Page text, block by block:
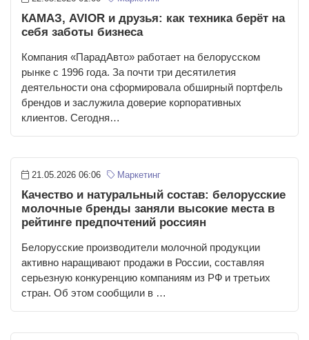
КАМАЗ, AVIOR и друзья: как техника берёт на
себя заботы бизнеса
Компания «ПарадАвто» работает на белорусском
рынке с 1996 года. За почти три десятилетия
деятельности она сформировала обширный портфель
брендов и заслужила доверие корпоративных
клиентов. Сегодня…
21.05.2026 06:06 Маркетинг
Качество и натуральный состав: белорусские
молочные бренды заняли высокие места в
рейтинге предпочтений россиян
Белорусские производители молочной продукции
активно наращивают продажи в России, составляя
серьезную конкуренцию компаниям из РФ и третьих
стран. Об этом сообщили в …